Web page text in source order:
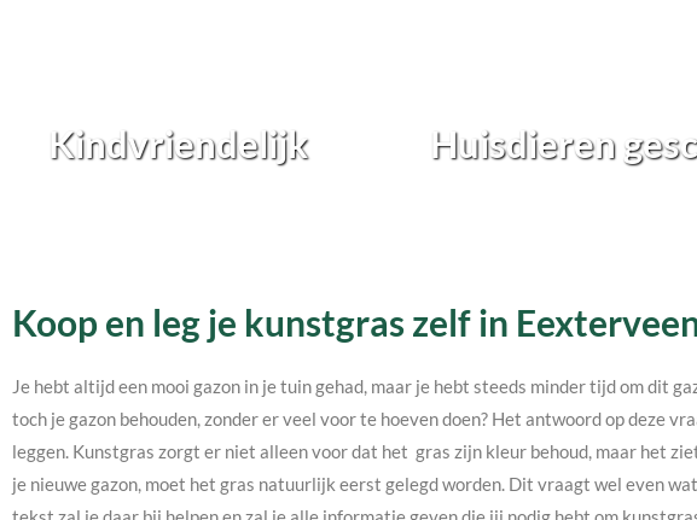
Kindvriendelijk Huisdieren
Koop en leg je kunstgras zelf in
Je hebt altijd een mooi gazon in je tuin gehad, maar je hebt steeds minder tijd om dit
toch je gazon behouden, zonder er veel voor te hoeven doen? Het antwoord op deze
leggen. Kunstgras zorgt er niet alleen voor dat het gras zijn kleur behoud, maar het
je nieuwe gazon, moet het gras natuurlijk eerst gelegd worden. Dit vraagt wel even